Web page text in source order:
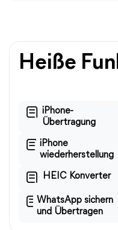
Heiße
iPhone-
Übertragung
iPhone
wiederherstellung
HEIC Konverter
WhatsApp sichern
und Übertragen